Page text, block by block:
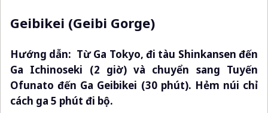
Geibikei (Geibi Gorge)
Hướng dẫn: Từ Ga Tokyo, đi tàu Shinkansen đến
Ga Ichinoseki (2 giờ) và chuyển sang Tuyến
Ofunato đến Ga Geibikei (30 phút). Hẻm núi chỉ
cách ga 5 phút đi bộ.